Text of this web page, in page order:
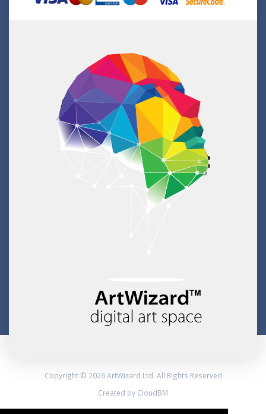
Copyright © 2026 ArtWizard Ltd. All Rights Reserved
Created by CloudBM